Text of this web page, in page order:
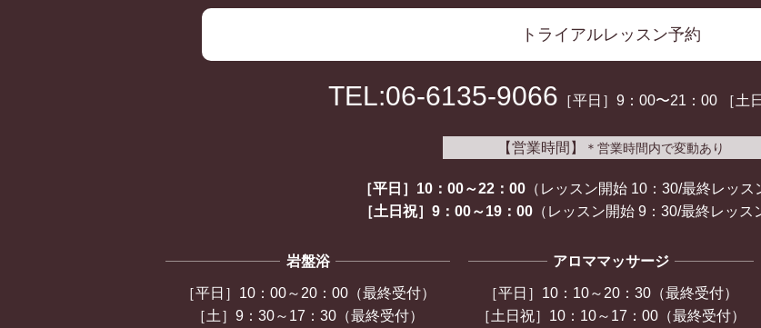
トライアルレッスン予約
TEL:06-6135-9066 ［平日］9：00〜21：00 ［土
【営業時間】 ＊営業時間内で変動あり
［平日］10：00～22：00 （レッスン開始 10：30/最終レッス
［土日祝］9：00～19：00 （レッスン開始 9：30/最終レッス
岩盤浴
［平日］10：00～20：00（最終受付）
［土］9：30～17：30（最終受付）
アロママッサージ
［平日］10：10～20：30（最終受付）
［土日祝］10：10～17：00（最終受付）